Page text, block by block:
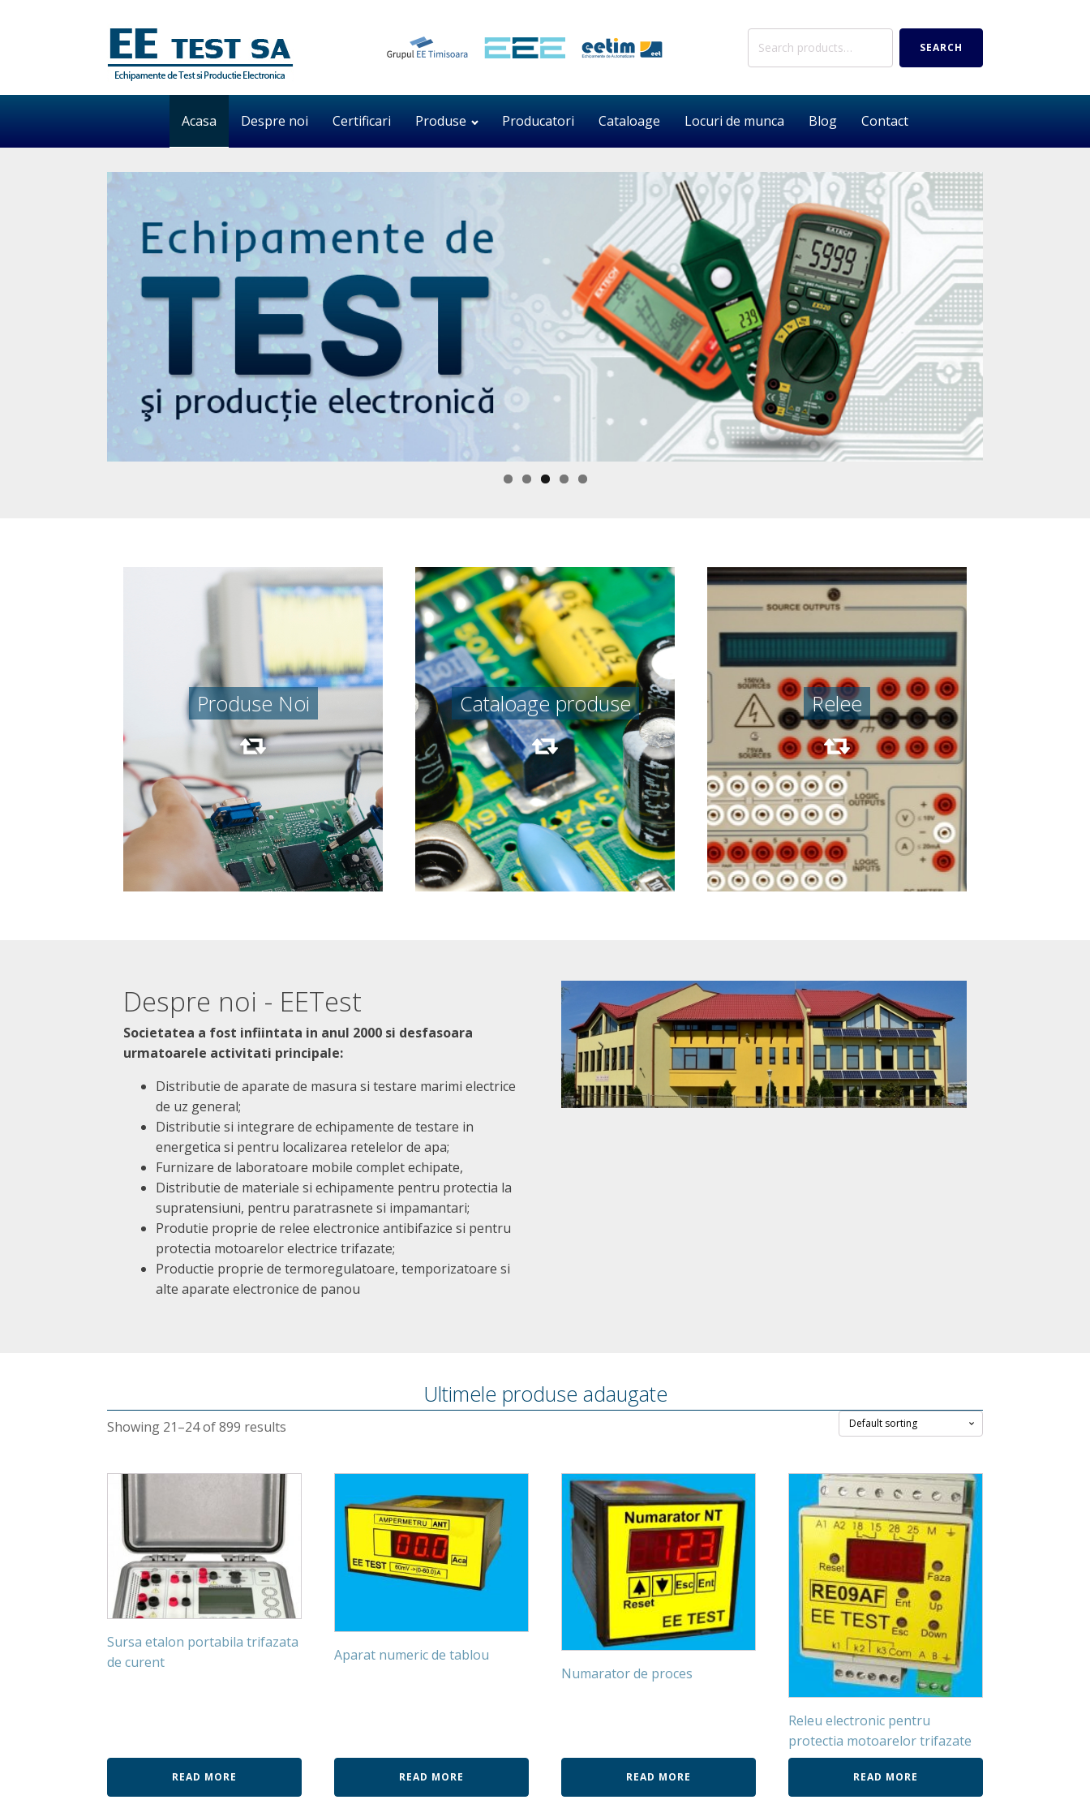
Search
SEARCH
Acasa Despre noi Certificari Produse Producatori Cataloage Locuri de munca Blog Contact
Produse Noi
Produse Noi
Mai multe detalii
Cataloage produse
Catalog de produse
Mai multe detalii
Relee
Relee
Mai multe detalii
Despre noi - EETest
Societatea a fost infiintata in anul 2000 si desfasoara
urmatoarele activitati principale:
Distributie de aparate de masura si testare marimi electrice
de uz general;
Distributie si integrare de echipamente de testare in
energetica si pentru localizarea retelelor de apa;
Furnizare de laboratoare mobile complet echipate,
Distributie de materiale si echipamente pentru protectia la
supratensiuni, pentru paratrasnete si impamantari;
Produtie proprie de relee electronice antibifazice si pentru
protectia motoarelor electrice trifazate;
Productie proprie de termoregulatoare, temporizatoare si
alte aparate electronice de panou
Ultimele produse adaugate
Showing 21–24 of 899 results
Sursa etalon portabila trifazata
de curent
READ MORE
Aparat numeric de tablou
READ MORE
Numarator de proces
READ MORE
Releu electronic pentru
protectia motoarelor trifazate
READ MORE